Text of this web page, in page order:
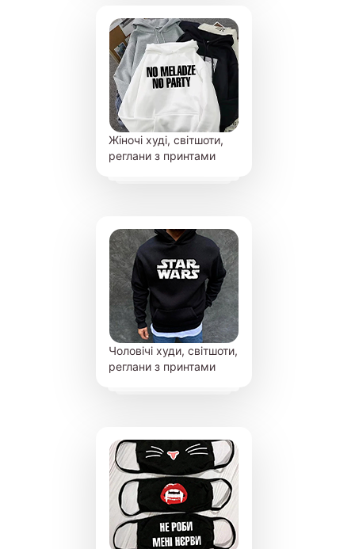
Жіночі худі, світшоти,
реглани з принтами
Чоловічі худи, світшоти,
реглани з принтами